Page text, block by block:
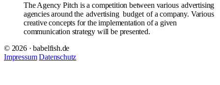
The Agency Pitch is a competition between various advertising
agencies around the advertising budget of a company. Various
creative concepts for the implementation of a given
communication strategy will be presented.
© 2026 · babelfish.de
Impressum Datenschutz